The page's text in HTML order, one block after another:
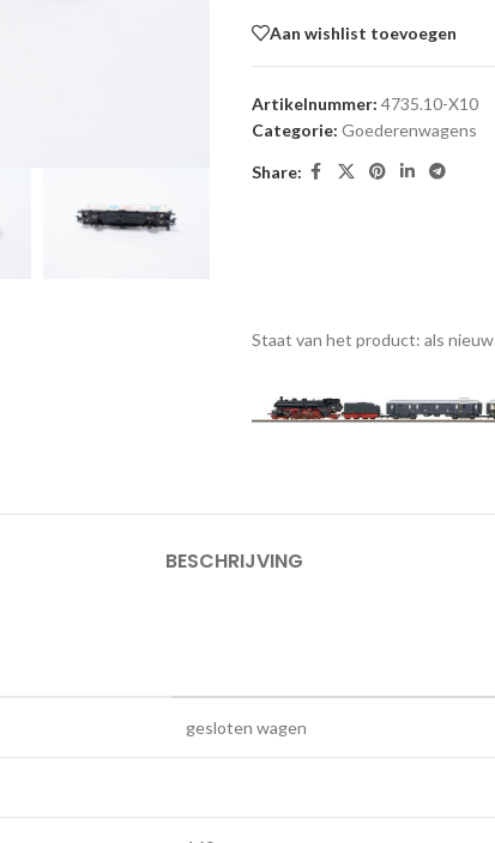
Aan wishlist toevoegen
Artikelnummer: 4735.10-X10
Categorie: Goederenwagens
Share:
Staat van het product: als nieuw
BESCHRIJVING
gesloten wagen